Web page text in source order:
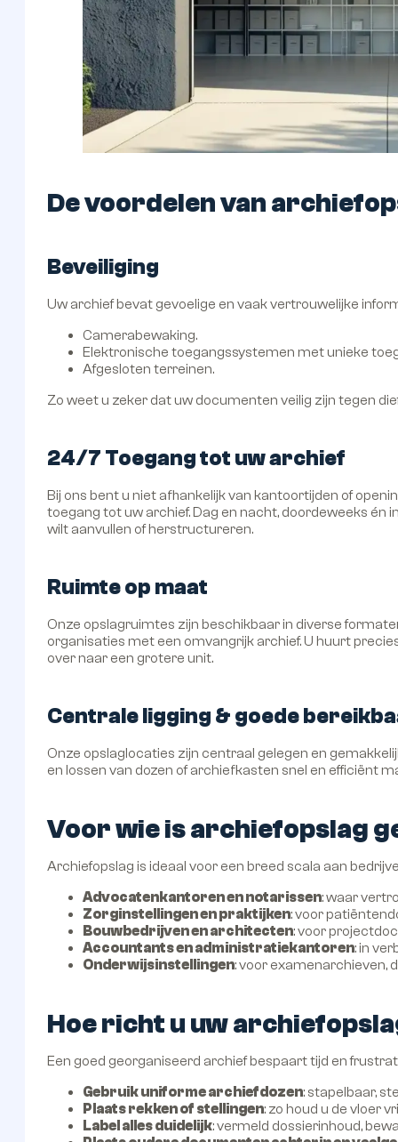
De voordelen van
Beveiliging
Uw archief bevat gevoelige en vaak vertrouwelijke
Camerabewaking.
Elektronische toegangssystemen met unieke
Afgesloten terreinen.
Zo weet u zeker dat uw documenten veilig zijn tegen
24/7 Toegang tot uw archief
Bij ons bent u niet afhankelijk van kantoortijden of
toegang tot uw archief. Dag en nacht, doordeweeks én
wilt aanvullen of herstructureren.
Ruimte op maat
Onze opslagruimtes zijn beschikbaar in diverse
organisaties met een omvangrijk archief. U huurt
over naar een grotere unit.
Centrale ligging & goede
Onze opslaglocaties zijn centraal gelegen en
en lossen van dozen of archiefkasten snel en efficiënt
Voor wie is archiefopslag
Archiefopslag is ideaal voor een breed scala aan
Advocatenkantoren en notarissen: waar
Zorginstellingen en praktijken: voor
Bouwbedrijven en architecten: voor
Accountants en administratiekantoren: in
Onderwijsinstellingen: voor examenarchieven,
Hoe richt u uw
Een goed georganiseerd archief bespaart tijd en
Gebruik uniforme archiefdozen: stapelbaar,
Plaats rekken of stellingen: zo houd u de vloer
Label alles duidelijk: vermeld dossierinhoud,